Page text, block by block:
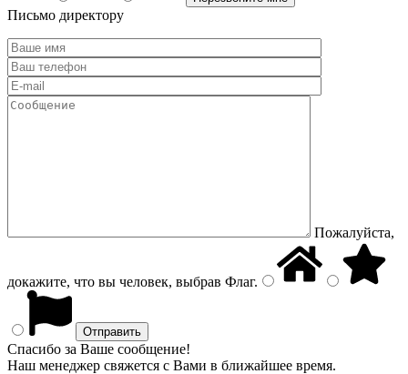
Письмо директору
Пожалуйста,
докажите, что вы человек, выбрав Флаг.
Спасибо за Ваше сообщение!
Наш менеджер свяжется с Вами в ближайшее время.